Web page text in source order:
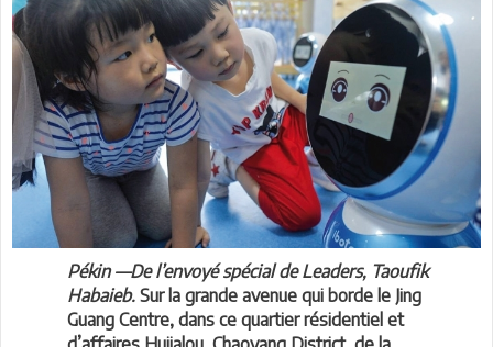
Pékin —De l’envoyé spécial de Leaders, Taoufik
Habaieb. Sur la grande avenue qui borde le Jing
Guang Centre, dans ce quartier résidentiel et